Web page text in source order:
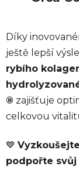
Díky
ještě lepší
rybího
® zajišťuje
celkovou
💙
podpořte